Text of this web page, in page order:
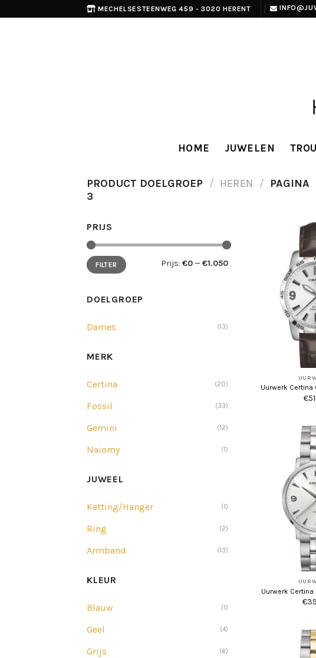
to
MECHELSESTEENWEG 459 - 3020 HERENT
HOME JUWELEN
PRODUCT DOELGROEP / HEREN / PAGINA
3
PRIJS
Min.
prijs
Max.
prijsFILTER Prijs: €0—€1.050
DOELGROEP
Dames (13)
MERK
Certina (20)
Fossil (33)
Gemini (12)
Naiomy (1)
JUWEEL
Ketting/Hanger (1)
Ring (2)
Armband (13)
KLEUR
Blauw (1)
Geel (4)
Grijs (6)
Uurwerk Certina
€
Uurwerk Certina
€